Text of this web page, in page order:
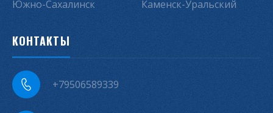
Южно-Сахалинск
Каменск-Уральский
КОНТАКТЫ
+79506589339